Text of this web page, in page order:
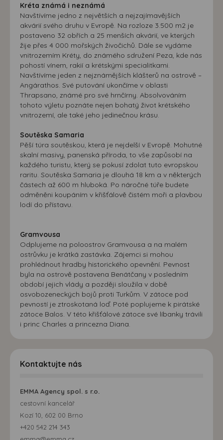
Kréta známá i neznámá
Navštívíme jedno z největších a nejzajímavějších
akvárií svého druhu v Evropě. Na rozloze 3.500 m2 je
postaveno 32 obřích a 25 menších akvárií, ve kterých
žije přes 4 000 mořských živočichů. Dále se vydáme
vnitrozemím Kréty, do známého sdružení Peza, kde nás
pohostí vínem, rakií a krétskými specialitkami.
Navštívíme jeden z nejznámějších klášterů na ostrově –
Angárathos. Své putování ukončíme v oblasti
Thrapsano, známé pro své hrnčírny. Absolvováním
tohoto výletu poznáte nejen bohatý život krétského
vnitrozemí, ale také jeho jedinečnou krásu.
Soutěska Samaria
Pěší túra soutěskou, která je nejdelší v Evropě. Mohutné
skalní masivy, panenská příroda, to vše zapůsobí na
každého turistu, který se pokusí zdolat tuto evropskou
raritu. Soutěska Samaria je dlouhá 18 km a v některých
částech až 600 m hluboká. Po náročné túře budete
odměněni koupáním v křišťálově čistém moři a plavbou
lodí do přístavu.
Gramvousa
Odplujeme na poloostrov Gramvousa a na malém
ostrůvku je krátká zastávka. Zájemci si mohou
prohlédnout hradby historického opevnění. Pevnost
byla na ostrově postavena Benátčany v posledním
období jejich vlády a později sloužila v době
osvobozeneckých bojů proti Turkům. V zátoce pod
pevností je ztroskotaná loď. Poté poplujeme k pirátské
zátoce Balos. V této křišťálové zátoce své líbanky trávili
i princ Charles a princezna Diana.
Kontaktujte nás
EMMA Agency spol. s r.o.
cestovní kancelář
Kozí 10, 602 00 Brno
+420 542 214 343